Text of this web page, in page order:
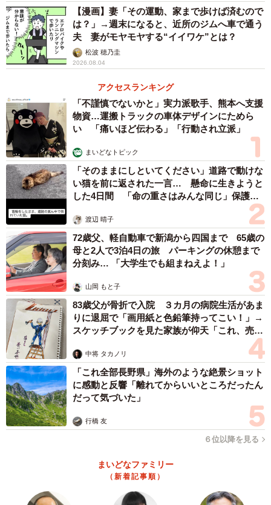
【漫画】妻「その運動、家まで歩けば済むので
は？」→週末になると、近所のジムへ車で通う
夫 妻がモヤモヤする“イイワケ”とは？
松波 穂乃圭
2026.08.04
アクセスランキング
「不謹慎でないかと」実力派歌手、熊本へ支援
物資…運搬トラックの車体デザインにためら
い 「痛いほど伝わる」「行動され立派」
まいどなトピック
「そのままにしといてください」道路で動けな
い猫を前に返された一言… 懸命に生きようと
した4日間 「命の重さはみんな同じ」保護団
渡辺 晴子
72歳父、軽自動車で新潟から四国まで 65歳の
母と2人で3泊4日の旅 パーキングの休憩まで
分刻み… 「大学生でも組まねえよ！」
山岡 もと子
83歳父が骨折で入院 ３カ月の病院生活があま
りに退屈で「画用紙と色鉛筆持ってこい！」→
スケッチブックを見た家族が仰天「これ、売れ
中将 タカノリ
「これ全部長野県」海外のような絶景ショット
に感動と反響「離れてからいいところだったん
だって気づいた」
行橋 友
６位以降を見る
まいどなファミリー
（新着記事順）